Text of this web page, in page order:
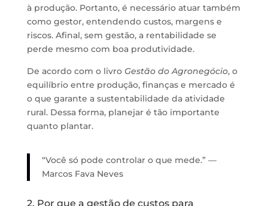
à produção. Portanto, é necessário atuar também
como gestor, entendendo custos, margens e
riscos. Afinal, sem gestão, a rentabilidade se
perde mesmo com boa produtividade.
De acordo com o livro Gestão do Agronegócio, o
equilíbrio entre produção, finanças e mercado é
o que garante a sustentabilidade da atividade
rural. Dessa forma, planejar é tão importante
quanto plantar.
“Você só pode controlar o que mede.” —
Marcos Fava Neves
2. Por que a gestão de custos para